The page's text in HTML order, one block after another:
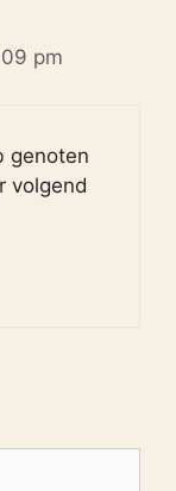
pm
genoten
volgend